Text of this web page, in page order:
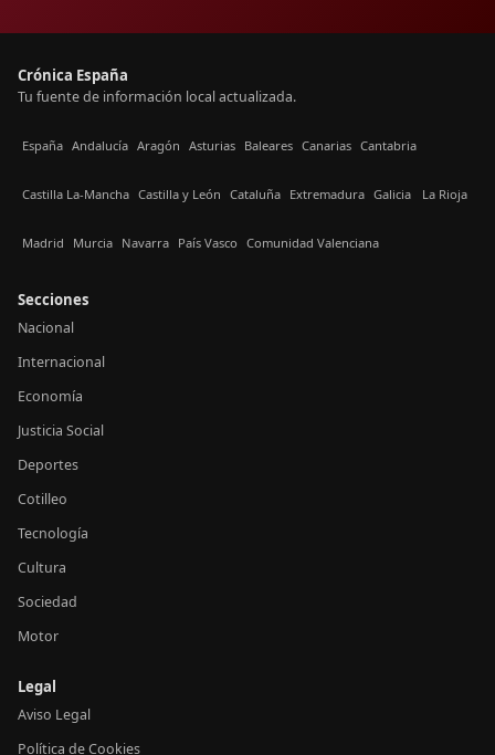
Crónica España
Tu fuente de información local actualizada.
España Andalucía Aragón Asturias Baleares Canarias Cantabria
Castilla La-Mancha Castilla y León Cataluña Extremadura Galicia La Rioja
Madrid Murcia Navarra País Vasco Comunidad Valenciana
Secciones
Nacional
Internacional
Economía
Justicia Social
Deportes
Cotilleo
Tecnología
Cultura
Sociedad
Motor
Legal
Aviso Legal
Política de Cookies